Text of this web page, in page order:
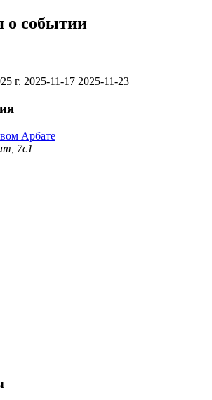
событии
г. 2025-11-17 2025-11-23
Арбате
7с1